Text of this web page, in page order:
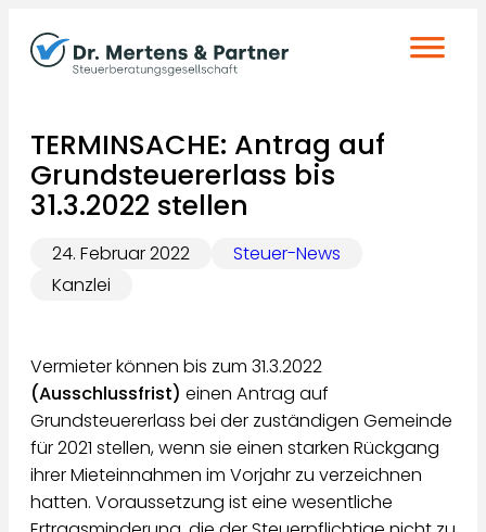
Inhalt
springen
TERMINSACHE: Antrag auf
Grundsteuererlass bis
31.3.2022 stellen
24. Februar 2022
Steuer-News
Kanzlei
Vermieter können bis zum 31.3.2022
(Ausschlussfrist) einen Antrag auf
Grundsteuererlass bei der zuständigen Gemeinde
für 2021 stellen, wenn sie einen starken Rückgang
ihrer Mieteinnahmen im Vorjahr zu verzeichnen
hatten. Voraussetzung ist eine wesentliche